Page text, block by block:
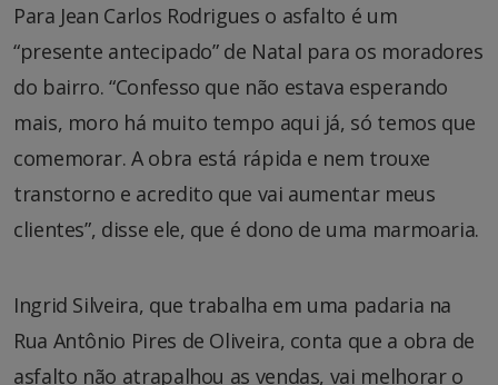
Para Jean Carlos Rodrigues o asfalto é um
“presente antecipado” de Natal para os moradores
do bairro. “Confesso que não estava esperando
mais, moro há muito tempo aqui já, só temos que
comemorar. A obra está rápida e nem trouxe
transtorno e acredito que vai aumentar meus
clientes”, disse ele, que é dono de uma marmoaria.
Ingrid Silveira, que trabalha em uma padaria na
Rua Antônio Pires de Oliveira, conta que a obra de
asfalto não atrapalhou as vendas, vai melhorar o